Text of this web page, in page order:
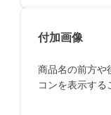
付加画像
商品名の前方や
コンを表示する